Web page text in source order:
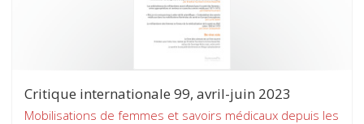
Critique internationale 99, avril-juin 2023
Mobilisations de femmes et savoirs médicaux depuis les